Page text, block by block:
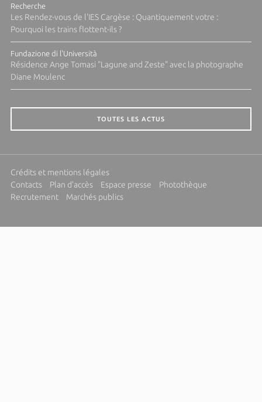
Recherche
Les Rendez-vous de l'IES Cargèse : Quantiquement votre :
Pourquoi les trains flottent-ils ?
Fundazione di l'Università
Résidence Ange Tomasi "Lagune and Zeste" avec la photographe
Diane Moulenc
TOUTES LES ACTUS
Crédits et mentions légales
Contacts
Plan d'accès Espace presse
Photothèque
Recrutement
Marchés publics